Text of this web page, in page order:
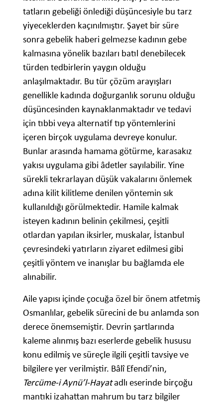
tatların gebeliği önlediği düşüncesiyle bu tarz
yiyeceklerden kaçınılmıştır. Şayet bir süre
sonra gebelik haberi gelmezse kadının gebe
kalmasına yönelik bazıları batıl denebilecek
türden tedbirlerin yaygın olduğu
anlaşılmaktadır. Bu tür çözüm arayışları
genellikle kadında doğurganlık sorunu olduğu
düşüncesinden kaynaklanmaktadır ve tedavi
için tıbbi veya alternatif tıp yöntemlerini
içeren birçok uygulama devreye konulur.
Bunlar arasında hamama götürme, karasakız
yakısı uygulama gibi âdetler sayılabilir. Yine
sürekli tekrarlayan düşük vakalarını önlemek
adına kilit kilitleme denilen yöntemin sık
kullanıldığı görülmektedir. Hamile kalmak
isteyen kadının belinin çekilmesi, çeşitli
otlardan yapılan iksirler, muskalar, İstanbul
çevresindeki yatırların ziyaret edilmesi gibi
çeşitli yöntem ve inanışlar bu bağlamda ele
alınabilir.
Aile yapısı içinde çocuğa özel bir önem atfetmiş
Osmanlılar, gebelik sürecini de bu anlamda son
derece önemsemiştir. Devrin şartlarında
kaleme alınmış bazı eserlerde gebelik hususu
konu edilmiş ve süreçle ilgili çeşitli tavsiye ve
bilgilere yer verilmiştir. Bâlî Efendi’nin,
Tercüme-i Aynü’l-Hayatadlı eserinde birçoğu
mantıki izahattan mahrum bu tarz bilgiler